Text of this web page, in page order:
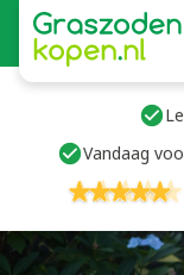
Vandaag